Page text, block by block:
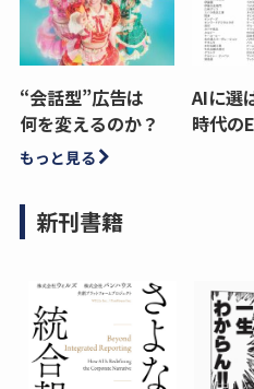
“会話型”広告は
何を変えるのか？
AIに選
時代の
もっと見る
新刊書籍